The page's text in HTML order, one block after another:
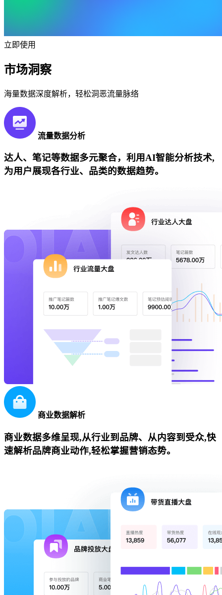
立即使用
市场洞察
海量数据深度解析，轻松洞恶流量脉络
流量数据分析
达人、笔记等数据多元聚合，利用AI智能分析技术,
为用户展现各行业、品类的数据趋势。
商业数据解析
商业数据多维呈现,从行业到品牌、从内容到受众,快
速解析品牌商业动作,轻松掌握营销态势。